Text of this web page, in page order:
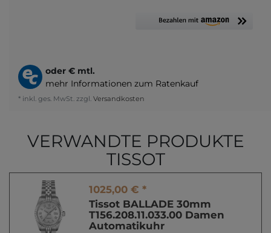
oder € mtl.
mehr Informationen zum Ratenkauf
* inkl. ges. MwSt. zzgl. Versandkosten
VERWANDTE PRODUKTE
TISSOT
1025,00 € *
Tissot BALLADE 30mm
T156.208.11.033.00 Damen
Automatikuhr